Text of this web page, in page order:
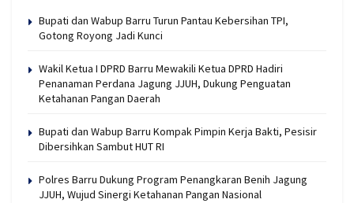
Bupati dan Wabup Barru Turun Pantau Kebersihan TPI,
Gotong Royong Jadi Kunci
Wakil Ketua I DPRD Barru Mewakili Ketua DPRD Hadiri
Penanaman Perdana Jagung JJUH, Dukung Penguatan
Ketahanan Pangan Daerah
Bupati dan Wabup Barru Kompak Pimpin Kerja Bakti, Pesisir
Dibersihkan Sambut HUT RI
Polres Barru Dukung Program Penangkaran Benih Jagung
JJUH, Wujud Sinergi Ketahanan Pangan Nasional